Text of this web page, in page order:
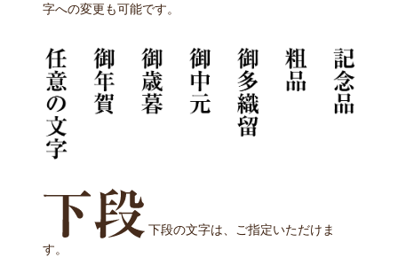
字への変更も可能です。
下段の文字は、ご指定いただけま
す。